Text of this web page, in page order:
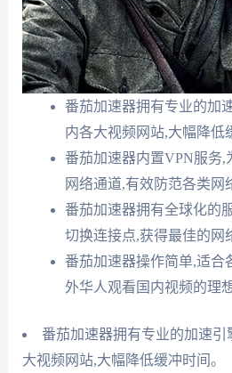
番茄加速器拥有专业的加
内各大视频网站,大幅降低
番茄加速器内置VPN服务,
网络通道,有效防范各类网
番茄加速器拥有全球化的
切换连接点,获得最佳的网
番茄加速器操作简单,适合
外华人观看国内视频的理
番茄加速器拥有专业的加速
大视频网站,大幅降低缓冲时间。